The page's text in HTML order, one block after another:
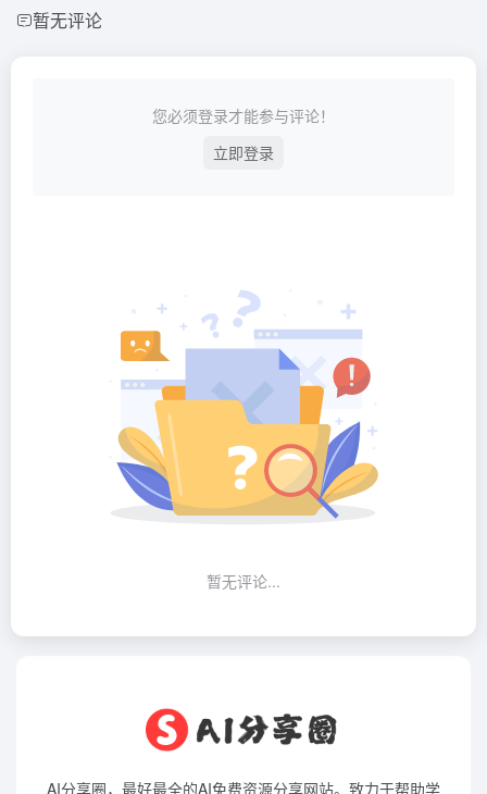
暂无评论
您必须登录才能参与评论！
立即登录
暂无评论...
AI分享圈，最好最全的AI免费资源分享网站。致力于帮助学